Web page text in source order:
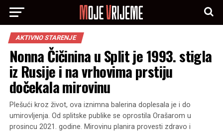
AKTIVNO STARENJE
Nonna Čičinina u Split je 1993. stigla
iz Rusije i na vrhovima prstiju
dočekala mirovinu
Plešući kroz život, ova iznimna balerina doplesala je i do
umirovljenja. Od splitske publike se oprostila Orašarom u
prosincu 2021. godine. Mirovinu planira provesti zdravo i